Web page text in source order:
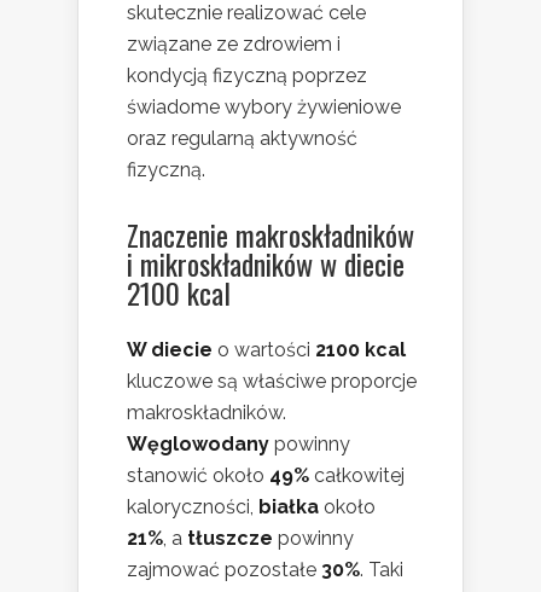
skutecznie realizować cele
związane ze zdrowiem i
kondycją fizyczną poprzez
świadome wybory żywieniowe
oraz regularną aktywność
fizyczną.
Znaczenie makroskładników
i mikroskładników w diecie
2100 kcal
W diecie o wartości 2100 kcal
kluczowe są właściwe proporcje
makroskładników.
Węglowodany powinny
stanowić około 49% całkowitej
kaloryczności, białka około
21%, a tłuszcze powinny
zajmować pozostałe 30%. Taki